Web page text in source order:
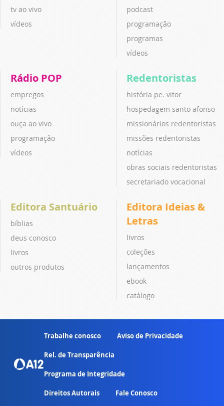
tv ao vivo
vídeos
podcast
programação
programas
vídeos
Rádio POP
empregos
notícias
ouça ao vivo
programação
vídeos
Redentoristas
história pe. vitor
hospedagem santo afonso
missionários redentoristas
missões redentoristas
notícias
obras sociais redentoristas
secretariado vocacional
Editora Santuário
bíblias
deus conosco
livros
outros produtos
Editora Ideias &
Letras
livros
coleções
lançamentos
ebook
catálogo
Trabalhe conosco Aviso de Privacidade
Rel. de Transparência
Programa de Integridade
Direitos Autorais Fale Conosco